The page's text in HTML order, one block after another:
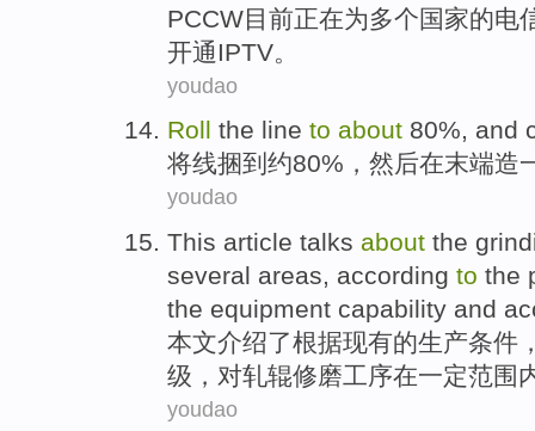
PCCW目前正在为多个国家的电
开通IPTV。
youdao
Roll the line to about 80%, and
将线捆到 约80%， 然后在末端造
youdao
This article talks about the
several areas, according to the
the equipment capability and
本文介绍了根据现有的生产条件
级 ， 对轧辊修磨工序在一定范围
youdao